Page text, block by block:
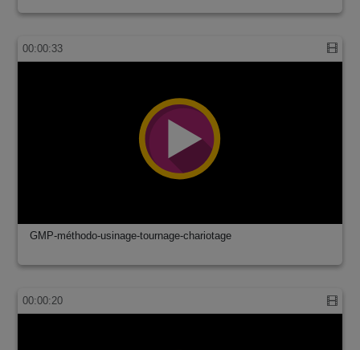
00:00:33
GMP-méthodo-usinage-tournage-chariotage
00:00:20